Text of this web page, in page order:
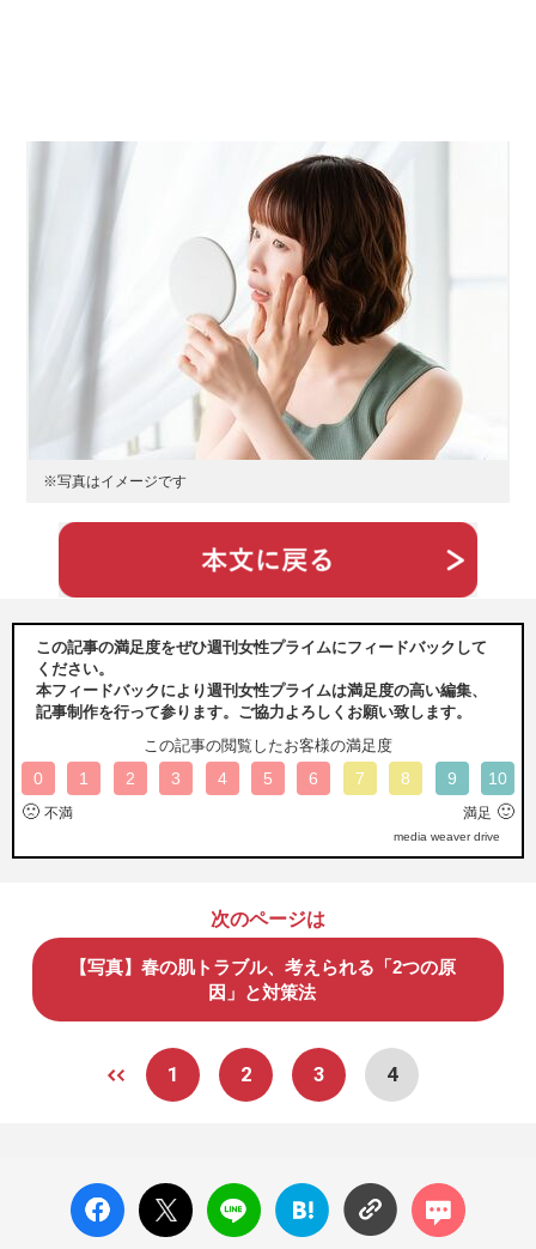
※写真はイメージです
この記事の満足度をぜひ週刊女性プライムにフィードバックして
ください。
本フィードバックにより週刊女性プライムは満足度の高い編集、
記事制作を行って参ります。ご協力よろしくお願い致します。
この記事の閲覧したお客様の満足度
0 1 2 3 4 5 6 7 8 9 10
🙁 不満 満足 🙂
media weaver drive
次のページは
【写真】春の肌トラブル、考えられる「2つの原
因」と対策法
1 2 3 4
facebo
ok い
X ポス
ト
LINE
はてな
ブック
コメン
ト